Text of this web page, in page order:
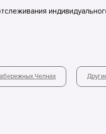
Челнах